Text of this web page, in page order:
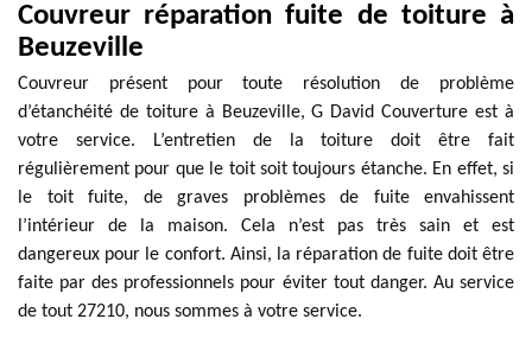
Couvreur réparation fuite de toiture à
Beuzeville
Couvreur présent pour toute résolution de problème
d’étanchéité de toiture à Beuzeville, G David Couverture est à
votre service. L’entretien de la toiture doit être fait
régulièrement pour que le toit soit toujours étanche. En effet, si
le toit fuite, de graves problèmes de fuite envahissent
l’intérieur de la maison. Cela n’est pas très sain et est
dangereux pour le confort. Ainsi, la réparation de fuite doit être
faite par des professionnels pour éviter tout danger. Au service
de tout 27210, nous sommes à votre service.